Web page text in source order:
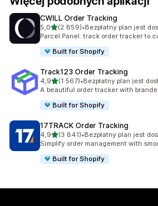
CWILL Order Tracking
5,0na 5 gwiazdek
(2 859)
Łączna liczba recenzji: 2859
•Bezpłatny plan jest
Parcel Panel: track order tracker to
Built for Shopify
Track123 Order Tracking
4,9na 5 gwiazdek
(1 567)
Łączna liczba recenzji: 1567
•Bezpłatny plan jest
A beautiful order tracker with
Built for Shopify
17TRACK Order Tracking
4,9na 5 gwiazdek
(3 841)
Łączna liczba recenzji: 3841
•Bezpłatny plan jest
Simplify order management with
Built for Shopify